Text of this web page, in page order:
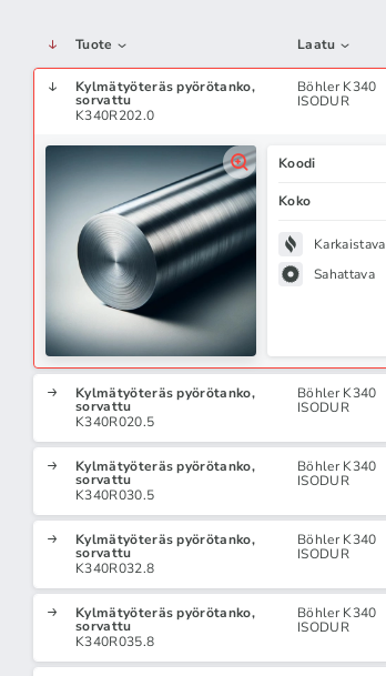
Tuote Laatu
Kylmätyöteräs pyörötanko,
sorvattu
K340R202.0
Böhler K340
ISODUR
Koodi
Koko
Karkaistava
Sahattava
Kylmätyöteräs pyörötanko,
sorvattu
K340R020.5
Böhler K340
ISODUR
Kylmätyöteräs pyörötanko,
sorvattu
K340R030.5
Böhler K340
ISODUR
Kylmätyöteräs pyörötanko,
sorvattu
K340R032.8
Böhler K340
ISODUR
Kylmätyöteräs pyörötanko,
sorvattu
K340R035.8
Böhler K340
ISODUR